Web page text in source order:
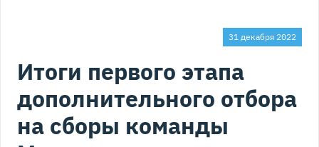
31 декабря 2022
Итоги первого этапа
дополнительного отбора
на сборы команды